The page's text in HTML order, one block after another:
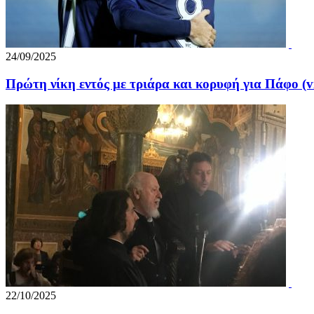
24/09/2025
Πρώτη νίκη εντός με τριάρα και κορυφή για Πάφο
22/10/2025